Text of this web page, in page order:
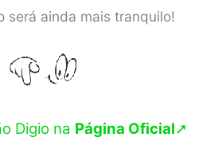
será ainda mais tranquilo!
Digio na Página Oficial➚